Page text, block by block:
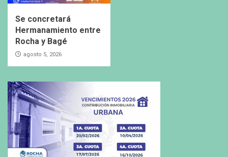
Se concretará
Hermanamiento entre
Rocha y Bagé
agosto 5, 2026